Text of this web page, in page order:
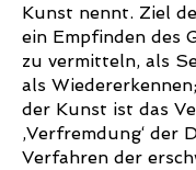
Kunst nennt. Ziel
ein Empfinden des
zu vermitteln, als
als
der Kunst ist das
‚Verfremdung‘ der
Verfahren der